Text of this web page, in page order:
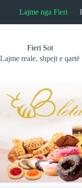
Lajme nga Fieri
Fieri Sot
Lajme reale, shpejt e qartë